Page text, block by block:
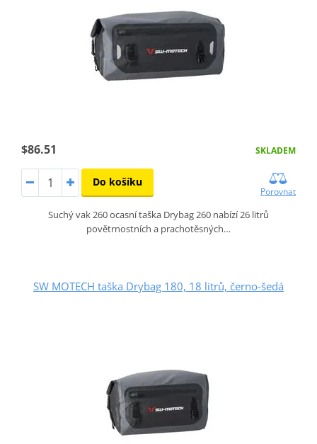
$86.51 SKLADEM
Do košíku
Porovnat
Suchý vak 260 ocasní taška Drybag 260 nabízí 26 litrů
povětrnostních a prachotěsných…
SW MOTECH taška Drybag 180, 18 litrů, černo-šedá